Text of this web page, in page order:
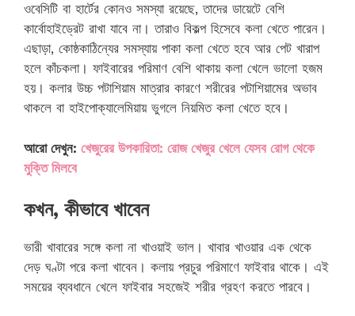
ওবেসিটি বা হার্টের কোনও সমস্যা রয়েছে, তাদের ডায়েটে বেশি
কার্বোহাইড্রেট রাখা যাবে না। তারাও বিকল্প হিসেবে কলা খেতে পারেন।
এছাড়া, কোষ্ঠকাঠিন্যের সমস্যায় পাকা কলা খেতে হবে আর পেট খারাপ
হলে কাঁচকলা। ফাইবারের পরিমাণ বেশি থাকায় কলা খেলে ভালো হজম
হয়। কলার উচ্চ পটাশিয়াম মাত্রার কারণে শরীরের পটাশিয়ামের অভাব
থাকলে বা হাইপোক্যালেমিয়ায় ভুগলে নিয়মিত কলা খেতে হবে।
আরো দেখুন: খেজুরের উপকারিতা: রোজ খেজুর খেলে যেসব রোগ থেকে
মুক্তি মিলবে
কখন, কীভাবে খাবেন
ভারী খাবারের সঙ্গে কলা না খাওয়াই ভাল। খাবার খাওয়ার এক থেকে
দেড় ঘণ্টা পরে কলা খাবেন। কলায় প্রচুর পরিমাণে ফাইবার থাকে। এই
সময়ের ব্যবধানে খেলে ফাইবার সহজেই শরীর গ্রহণ করতে পারবে।